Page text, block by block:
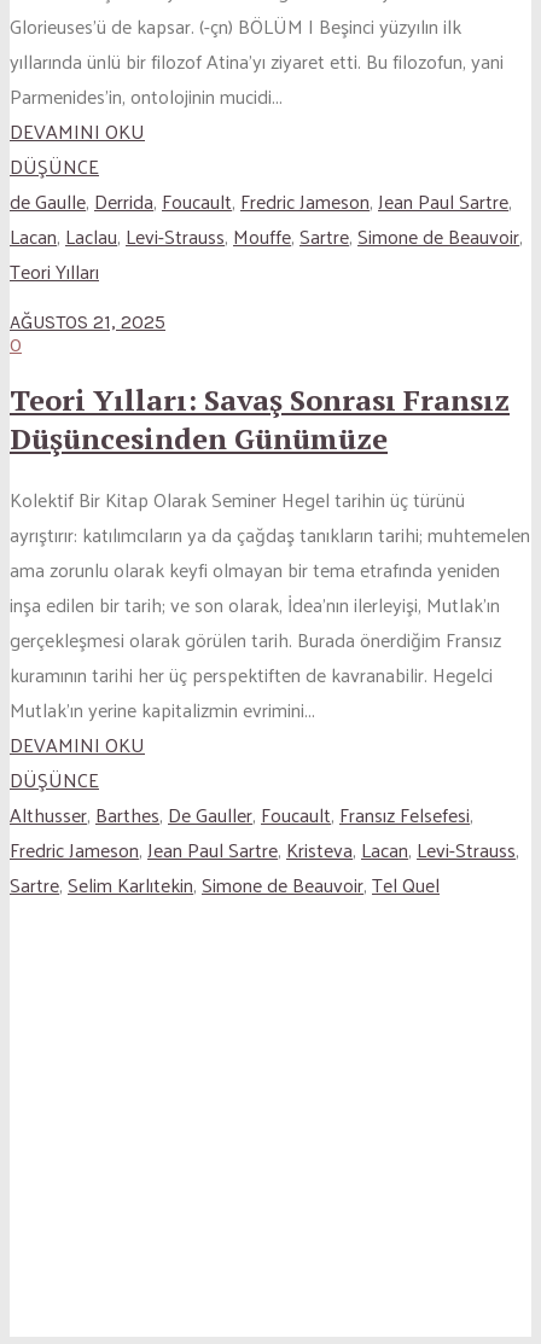
Glorieuses’ü de kapsar. (-çn) BÖLÜM I Beşinci yüzyılın ilk
yıllarında ünlü bir filozof Atina’yı ziyaret etti. Bu filozofun, yani
Parmenides’in, ontolojinin mucidi...
DEVAMINI OKU
DÜŞÜNCE
de Gaulle,Derrida,Foucault,Fredric Jameson,Jean Paul Sartre,
Lacan,Laclau,Levi-Strauss,Mouffe,Sartre,Simone de Beauvoir,
Teori Yılları
AĞUSTOS 21, 2025
0
Teori Yılları: Savaş Sonrası Fransız
Düşüncesinden Günümüze
Kolektif Bir Kitap Olarak Seminer Hegel tarihin üç türünü
ayrıştırır: katılımcıların ya da çağdaş tanıkların tarihi; muhtemelen
ama zorunlu olarak keyfi olmayan bir tema etrafında yeniden
inşa edilen bir tarih; ve son olarak, İdea’nın ilerleyişi, Mutlak’ın
gerçekleşmesi olarak görülen tarih. Burada önerdiğim Fransız
kuramının tarihi her üç perspektiften de kavranabilir. Hegelci
Mutlak’ın yerine kapitalizmin evrimini...
DEVAMINI OKU
DÜŞÜNCE
Althusser, Barthes, De Gauller, Foucault, Fransız Felsefesi,
Fredric Jameson,Jean Paul Sartre, Kristeva, Lacan, Levi-Strauss,
Sartre,Selim Karlıtekin,Simone de Beauvoir,Tel Quel